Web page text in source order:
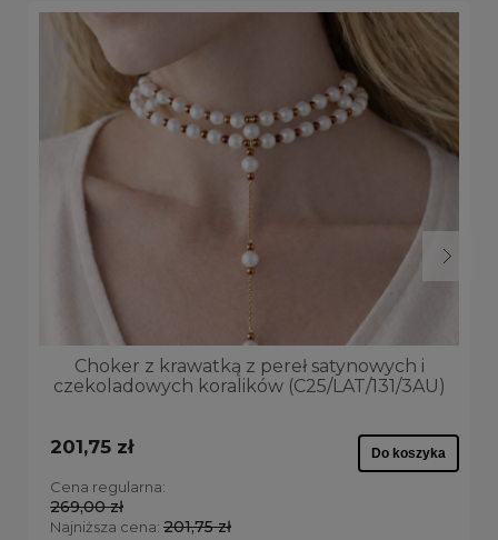
Choker z krawatką z pereł satynowych i
czekoladowych koralików (C25/LAT/131/3AU)
201,75 zł
Cena regularna:
269,00 zł
Najniższa cena: 201,75 zł
Do koszyka